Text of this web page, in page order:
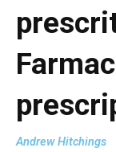
Andrew Hitchings